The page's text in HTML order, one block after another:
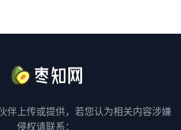
伴上传或提供，若您认为相关内容涉嫌
侵权请联系：